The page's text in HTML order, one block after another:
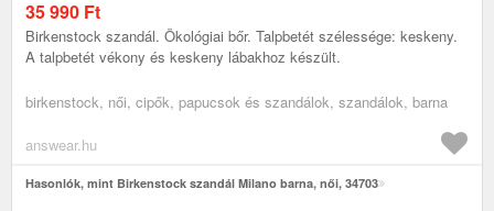
35 990 Ft
Birkenstock szandál. Ökológiai bőr. Talpbetét szélessége: keskeny.
A talpbetét vékony és keskeny lábakhoz készült.
birkenstock, női, cipők, papucsok és szandálok, szandálok, barna
answear.hu
Hasonlók, mint Birkenstock szandál Milano barna, női, 34703